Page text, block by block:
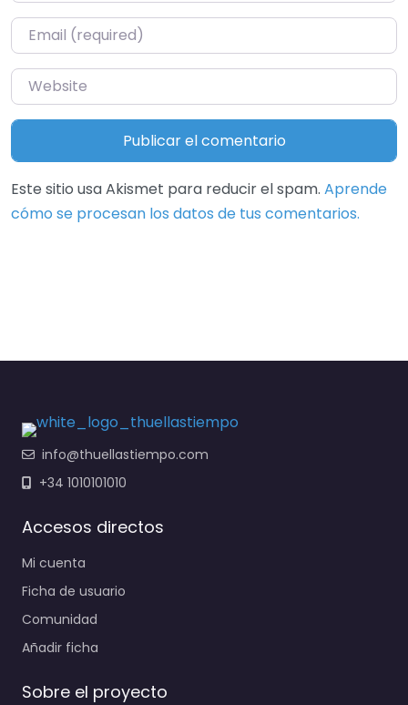
Email*
Website
Este sitio usa Akismet para reducir el spam. Aprende
cómo se procesan los datos de tus comentarios.
info@thuellastiempo.com
+34 1010101010
Accesos directos
Mi cuenta
Ficha de usuario
Comunidad
Añadir ficha
Sobre el proyecto